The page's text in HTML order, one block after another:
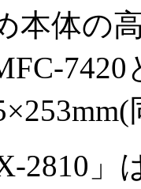
本体の
2810」